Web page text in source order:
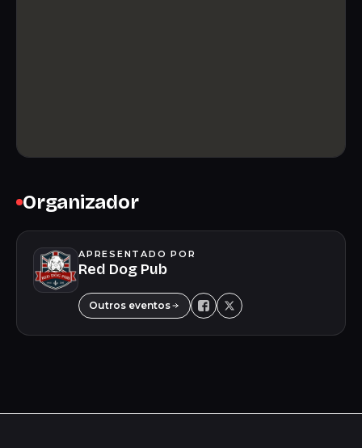
Organizador
APRESENTADO POR
Red Dog Pub
Outros eventos